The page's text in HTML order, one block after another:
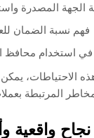
المصدرة
فهم نسبة الضمان
استخدام محافظ
الاحتياطات،
المرتبطة
واقعية